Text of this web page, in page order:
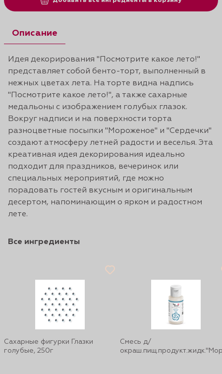
Описание
Идея декорирования "Посмотрите какое лето!"
представляет собой бенто-торт, выполненный в
нежных цветах лета. На торте видна надпись
"Посмотрите какое лето!", а также сахарные
медальоны с изображением голубых глазок.
Вокруг надписи и на поверхности торта
разноцветные посыпки "Мороженое" и "Сердечки"
создают атмосферу летней радости и веселья. Эта
креативная идея декорирования идеально
подходит для праздников, вечеринок или
специальных мероприятий, где можно
порадовать гостей вкусным и оригинальным
десертом, напоминающим о ярком и радостном
лете.
Все ингредиенты
Сахарные фигурки Глазки
голубые, 250г
Смесь д/